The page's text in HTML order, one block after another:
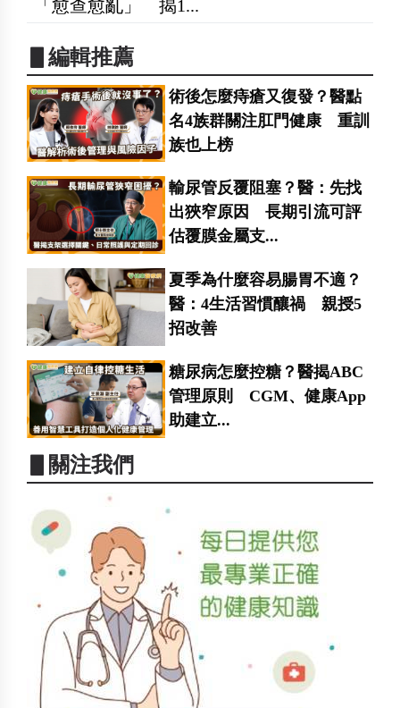
「愈查愈亂」 揭1...
▋編輯推薦
術後怎麼痔瘡又復發？醫點
名4族群關注肛門健康 重訓
族也上榜
輸尿管反覆阻塞？醫：先找
出狹窄原因 長期引流可評
估覆膜金屬支...
夏季為什麼容易腸胃不適？
醫：4生活習慣釀禍 親授5
招改善
糖尿病怎麼控糖？醫揭ABC
管理原則 CGM、健康App
助建立...
▋關注我們